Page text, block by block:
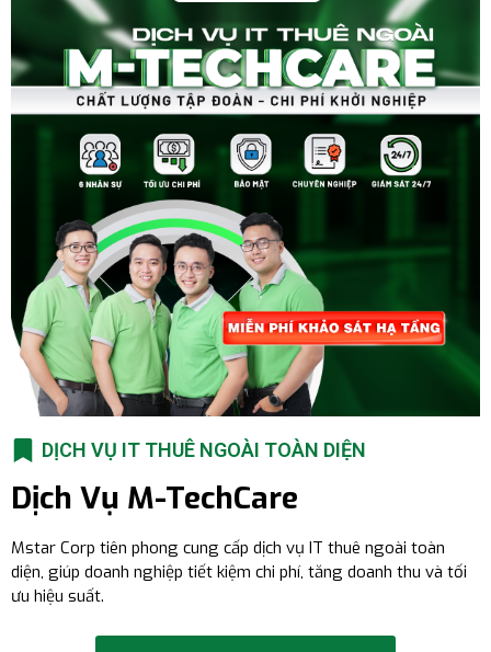
DỊCH VỤ IT THUÊ NGOÀI TOÀN DIỆN
Dịch Vụ M-TechCare
Mstar Corp tiên phong cung cấp dịch vụ IT thuê ngoài toàn
diện, giúp doanh nghiệp tiết kiệm chi phí, tăng doanh thu và tối
ưu hiệu suất.